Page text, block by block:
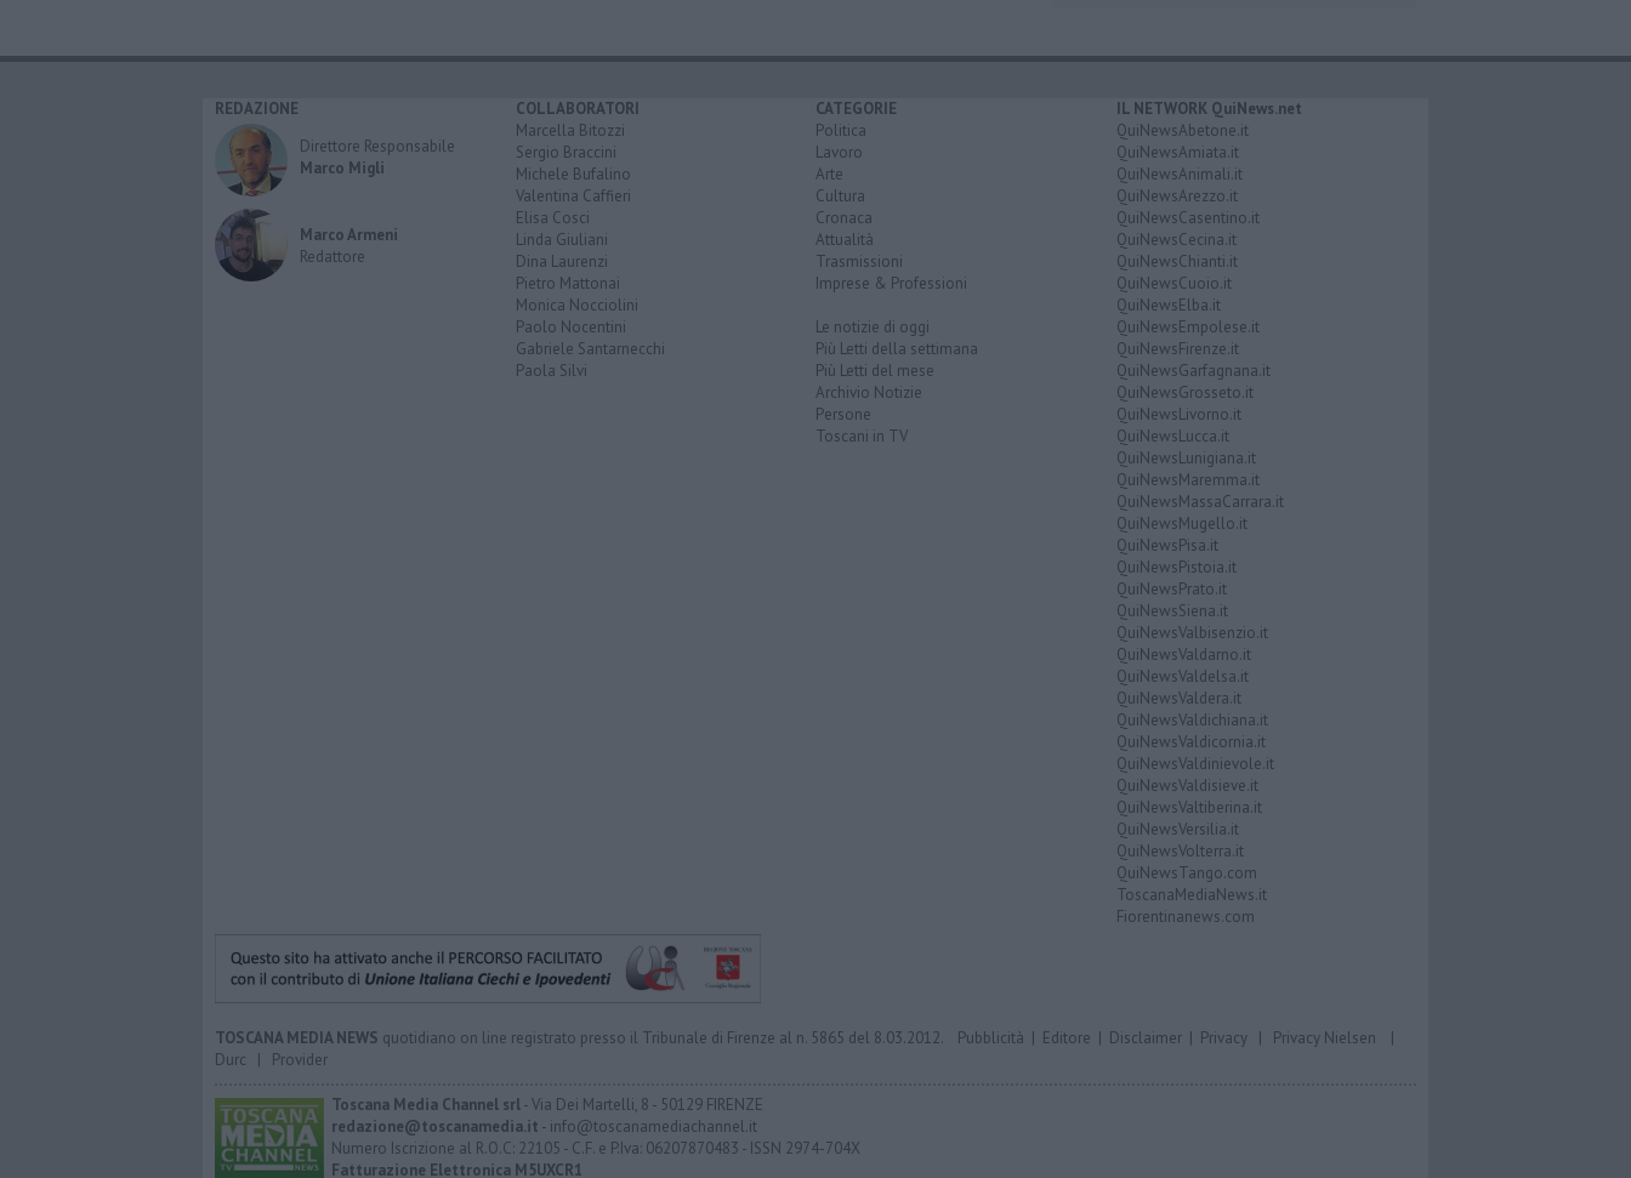
REDAZIONE
Direttore Responsabile
Marco Migli
Marco Armeni
Redattore
COLLABORATORI
Marcella Bitozzi
Sergio Braccini
Michele Bufalino
Valentina Caffieri
Elisa Cosci
Linda Giuliani
Dina Laurenzi
Pietro Mattonai
Monica Nocciolini
Paolo Nocentini
Gabriele Santarnecchi
Paola Silvi
CATEGORIE
Politica
Lavoro
Arte
Cultura
Cronaca
Attualità
Trasmissioni
Imprese & Professioni
Le notizie di oggi
Più Letti della settimana
Più Letti del mese
Archivio Notizie
Persone
Toscani in TV
IL NETWORK QuiNews.net
QuiNewsAbetone.it
QuiNewsAmiata.it
QuiNewsAnimali.it
QuiNewsArezzo.it
QuiNewsCasentino.it
QuiNewsCecina.it
QuiNewsChianti.it
QuiNewsCuoio.it
QuiNewsElba.it
QuiNewsEmpolese.it
QuiNewsFirenze.it
QuiNewsGarfagnana.it
QuiNewsGrosseto.it
QuiNewsLivorno.it
QuiNewsLucca.it
QuiNewsLunigiana.it
QuiNewsMaremma.it
QuiNewsMassaCarrara.it
QuiNewsMugello.it
QuiNewsPisa.it
QuiNewsPistoia.it
QuiNewsPrato.it
QuiNewsSiena.it
QuiNewsValbisenzio.it
QuiNewsValdarno.it
QuiNewsValdelsa.it
QuiNewsValdera.it
QuiNewsValdichiana.it
QuiNewsValdicornia.it
QuiNewsValdinievole.it
QuiNewsValdisieve.it
QuiNewsValtiberina.it
QuiNewsVersilia.it
QuiNewsVolterra.it
QuiNewsTango.com
ToscanaMediaNews.it
Fiorentinanews.com
TOSCANA MEDIA NEWS quotidiano on line registrato presso il Tribunale di Firenze al n. 5865 del 8.03.2012. Pubblicità | Editore | Disclaimer | Privacy | Privacy Nielsen |
Durc | Provider
Toscana Media Channel srl- Via Dei Martelli, 8 - 50129 FIRENZE
redazione@toscanamedia.it - info@toscanamediachannel.it
Numero Iscrizione al R.O.C: 22105 - C.F. e P.Iva: 06207870483 - ISSN 2974-704X
Fatturazione Elettronica M5UXCR1